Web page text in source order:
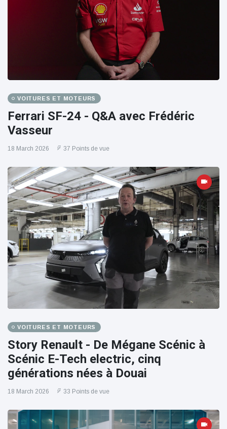
VOITURES ET MOTEURS
Ferrari SF-24 - Q&A avec Frédéric
Vasseur
18 March 2026 37 Points de vue
VOITURES ET MOTEURS
Story Renault - De Mégane Scénic à
Scénic E-Tech electric, cinq
générations nées à Douai
18 March 2026 33 Points de vue